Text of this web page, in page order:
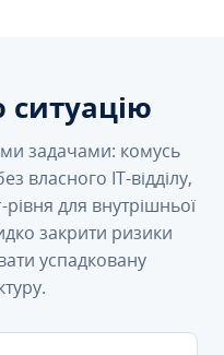
ситуацію
задачами: комусь
власного IT-відділу,
для внутрішньої
закрити ризики
успадковану